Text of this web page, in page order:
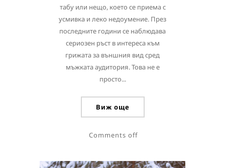
табу или нещо, което се приема с
усмивка и леко недоумение. През
последните години се наблюдава
сериозен ръст в интереса към
грижата за външния вид сред
мъжката аудитория. Това не е
просто...
Виж още
Comments off